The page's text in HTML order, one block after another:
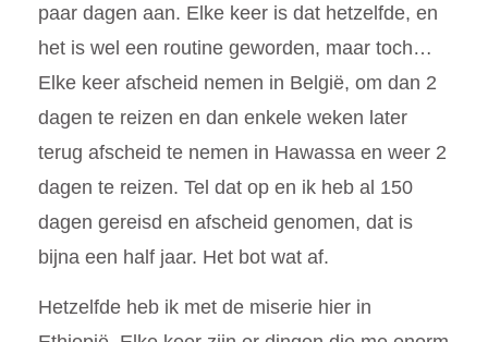
paar dagen aan. Elke keer is dat hetzelfde, en
het is wel een routine geworden, maar toch…
Elke keer afscheid nemen in België, om dan 2
dagen te reizen en dan enkele weken later
terug afscheid te nemen in Hawassa en weer 2
dagen te reizen. Tel dat op en ik heb al 150
dagen gereisd en afscheid genomen, dat is
bijna een half jaar. Het bot wat af.
Hetzelfde heb ik met de miserie hier in